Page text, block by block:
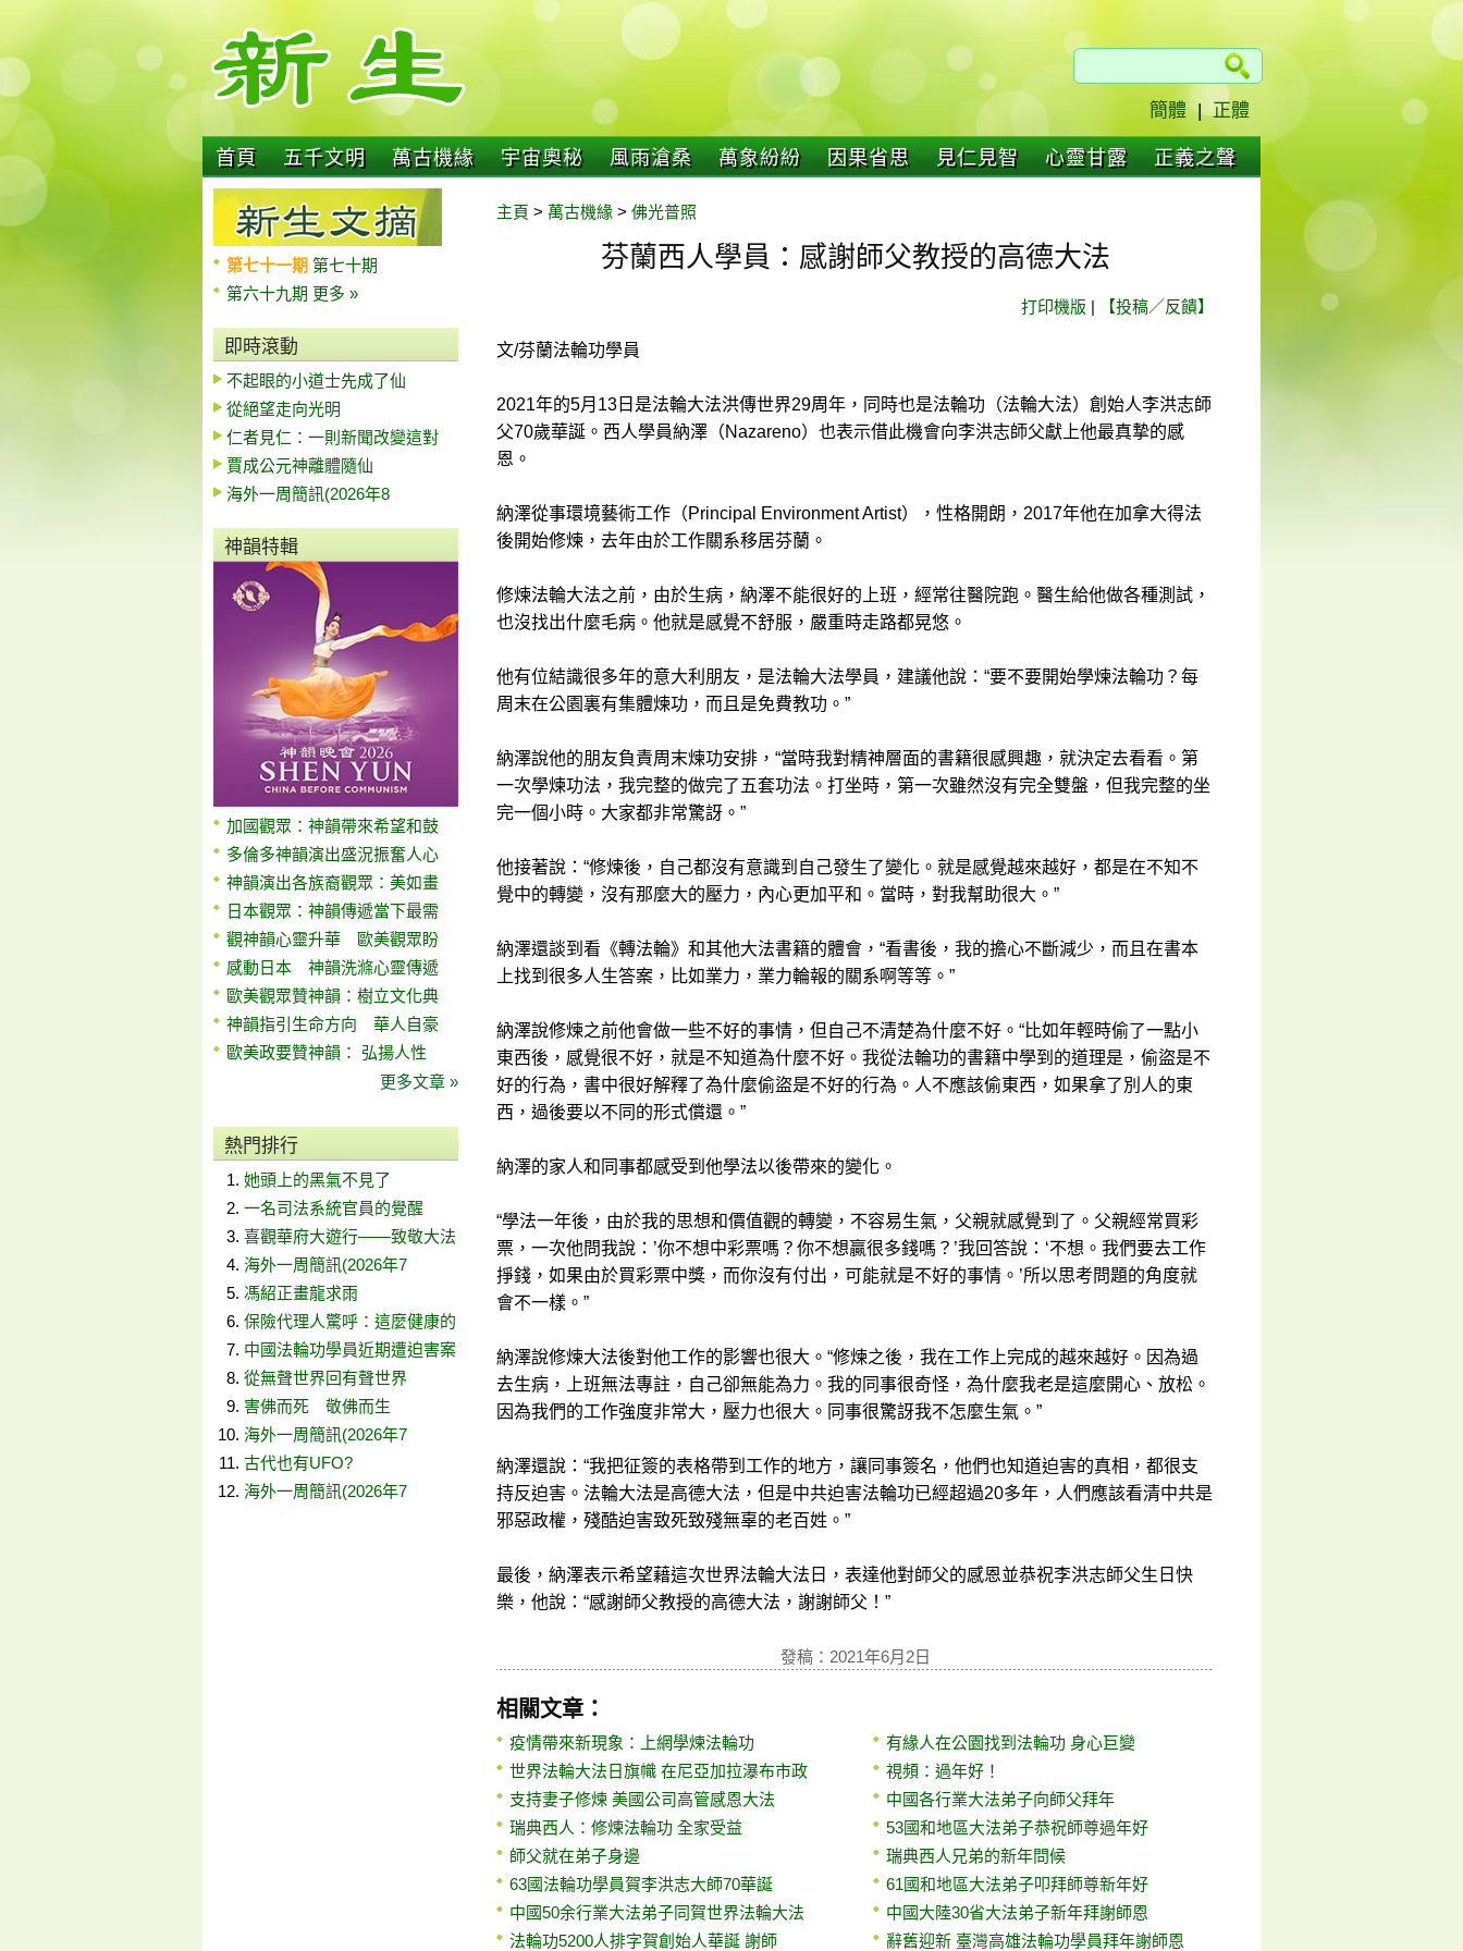
簡體 | 正體
首頁 五千文明 萬古機緣 宇宙奧秘 風雨滄桑 萬象紛紛 因果省思 見仁見智 心靈甘露 正義之聲
第七十一期 第七十期
第六十九期 更多 »
即時滾動
不起眼的小道士先成了仙
從絕望走向光明
仁者見仁：一則新聞改變這對
賈成公元神離體隨仙
海外一周簡訊(2026年8
神韻特輯
加國觀眾：神韻帶來希望和鼓
多倫多神韻演出盛況振奮人心
神韻演出各族裔觀眾：美如畫
日本觀眾：神韻傳遞當下最需
觀神韻心靈升華 歐美觀眾盼
感動日本 神韻洗滌心靈傳遞
歐美觀眾贊神韻：樹立文化典
神韻指引生命方向 華人自豪
歐美政要贊神韻： 弘揚人性
更多文章 »
熱門排行
她頭上的黑氣不見了
一名司法系統官員的覺醒
喜觀華府大遊行——致敬大法
海外一周簡訊(2026年7
馮紹正畫龍求雨
保險代理人驚呼：這麼健康的
中國法輪功學員近期遭迫害案
從無聲世界回有聲世界
害佛而死 敬佛而生
海外一周簡訊(2026年7
古代也有UFO?
海外一周簡訊(2026年7
主頁 > 萬古機緣 > 佛光普照
芬蘭西人學員：感謝師父教授的高德大法
打印機版 | 【投稿／反饋】
文/芬蘭法輪功學員
2021年的5月13日是法輪大法洪傳世界29周年，同時也是法輪功（法輪大法）創始人李洪志師
父70歲華誕。西人學員納澤（Nazareno）也表示借此機會向李洪志師父獻上他最真摯的感
恩。
納澤從事環境藝術工作（Principal Environment Artist），性格開朗，2017年他在加拿大得法
後開始修煉，去年由於工作關系移居芬蘭。
修煉法輪大法之前，由於生病，納澤不能很好的上班，經常往醫院跑。醫生給他做各種測試，
也沒找出什麼毛病。他就是感覺不舒服，嚴重時走路都晃悠。
他有位結識很多年的意大利朋友，是法輪大法學員，建議他說：“要不要開始學煉法輪功？每
周末在公園裏有集體煉功，而且是免費教功。”
納澤說他的朋友負責周末煉功安排，“當時我對精神層面的書籍很感興趣，就決定去看看。第
一次學煉功法，我完整的做完了五套功法。打坐時，第一次雖然沒有完全雙盤，但我完整的坐
完一個小時。大家都非常驚訝。”
他接著說：“修煉後，自己都沒有意識到自己發生了變化。就是感覺越來越好，都是在不知不
覺中的轉變，沒有那麼大的壓力，內心更加平和。當時，對我幫助很大。”
納澤還談到看《轉法輪》和其他大法書籍的體會，“看書後，我的擔心不斷減少，而且在書本
上找到很多人生答案，比如業力，業力輪報的關系啊等等。”
納澤說修煉之前他會做一些不好的事情，但自己不清楚為什麼不好。“比如年輕時偷了一點小
東西後，感覺很不好，就是不知道為什麼不好。我從法輪功的書籍中學到的道理是，偷盜是不
好的行為，書中很好解釋了為什麼偷盜是不好的行為。人不應該偷東西，如果拿了別人的東
西，過後要以不同的形式償還。”
納澤的家人和同事都感受到他學法以後帶來的變化。
“學法一年後，由於我的思想和價值觀的轉變，不容易生氣，父親就感覺到了。父親經常買彩
票，一次他問我說：’你不想中彩票嗎？你不想贏很多錢嗎？’我回答說：‘不想。我們要去工作
掙錢，如果由於買彩票中獎，而你沒有付出，可能就是不好的事情。’所以思考問題的角度就
會不一樣。”
納澤說修煉大法後對他工作的影響也很大。“修煉之後，我在工作上完成的越來越好。因為過
去生病，上班無法專註，自己卻無能為力。我的同事很奇怪，為什麼我老是這麼開心、放松。
因為我們的工作強度非常大，壓力也很大。同事很驚訝我不怎麼生氣。”
納澤還說：“我把征簽的表格帶到工作的地方，讓同事簽名，他們也知道迫害的真相，都很支
持反迫害。法輪大法是高德大法，但是中共迫害法輪功已經超過20多年，人們應該看清中共是
邪惡政權，殘酷迫害致死致殘無辜的老百姓。”
最後，納澤表示希望藉這次世界法輪大法日，表達他對師父的感恩並恭祝李洪志師父生日快
樂，他說：“感謝師父教授的高德大法，謝謝師父！”
發稿：2021年6月2日
相關文章：
疫情帶來新現象：上網學煉法輪功
世界法輪大法日旗幟 在尼亞加拉瀑布市政
支持妻子修煉 美國公司高管感恩大法
瑞典西人：修煉法輪功 全家受益
師父就在弟子身邊
63國法輪功學員賀李洪志大師70華誕
中國50余行業大法弟子同賀世界法輪大法
法輪功5200人排字賀創始人華誕 謝師
有緣人在公園找到法輪功 身心巨變
視頻：過年好！
中國各行業大法弟子向師父拜年
53國和地區大法弟子恭祝師尊過年好
瑞典西人兄弟的新年問候
61國和地區大法弟子叩拜師尊新年好
中國大陸30省大法弟子新年拜謝師恩
辭舊迎新 臺灣高雄法輪功學員拜年謝師恩